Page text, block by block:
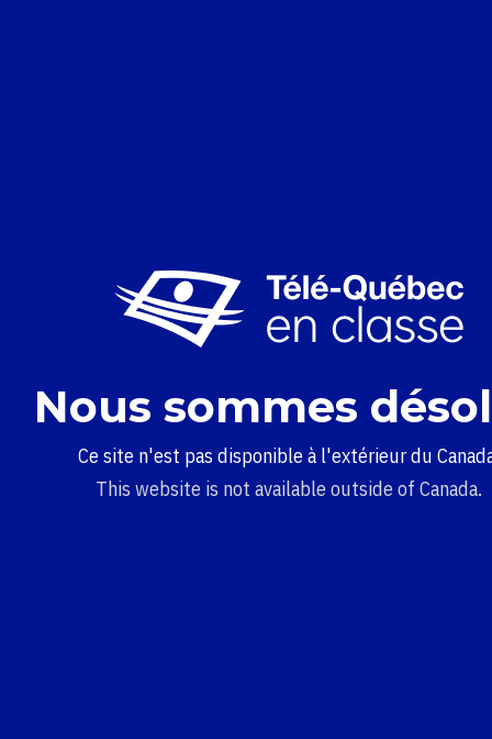
Nous sommes
Ce site n'est pas disponible à l'extérieur du
This website is not available outside of Canada.